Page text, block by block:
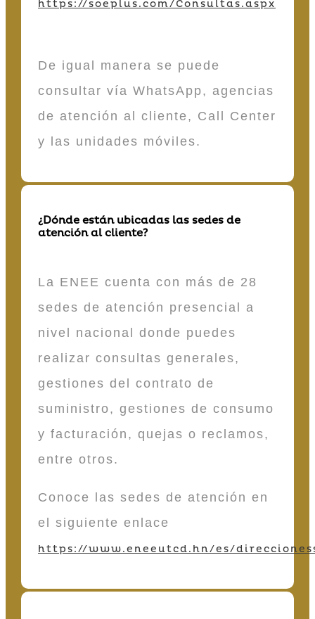
https://soeplus.com/Consultas.aspx
De igual manera se puede
consultar vía WhatsApp, agencias
de atención al cliente, Call Center
y las unidades móviles.
¿Dónde están ubicadas las sedes de
atención al cliente?
La ENEE cuenta con más de 28
sedes de atención presencial a
nivel nacional donde puedes
realizar consultas generales,
gestiones del contrato de
suministro, gestiones de consumo
y facturación, quejas o reclamos,
entre otros.
Conoce las sedes de atención en
el siguiente enlace
https://www.eneeutcd.hn/es/